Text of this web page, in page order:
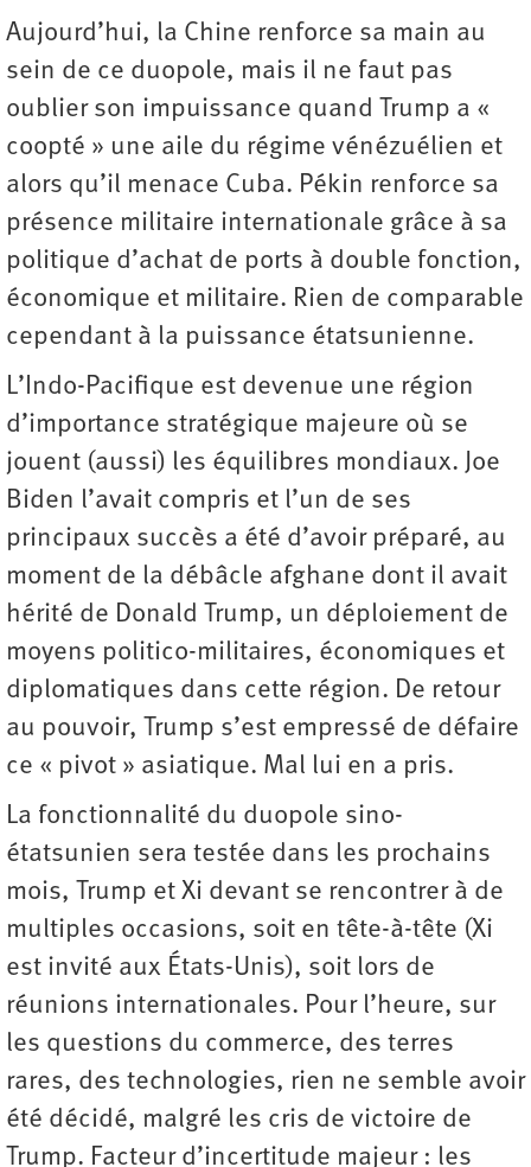
Aujourd’hui, la Chine renforce sa main au
sein de ce duopole, mais il ne faut pas
oublier son impuissance quand Trump a «
coopté » une aile du régime vénézuélien et
alors qu’il menace Cuba. Pékin renforce sa
présence militaire internationale grâce à sa
politique d’achat de ports à double fonction,
économique et militaire. Rien de comparable
cependant à la puissance étatsunienne.
L’Indo-Pacifique est devenue une région
d’importance stratégique majeure où se
jouent (aussi) les équilibres mondiaux. Joe
Biden l’avait compris et l’un de ses
principaux succès a été d’avoir préparé, au
moment de la débâcle afghane dont il avait
hérité de Donald Trump, un déploiement de
moyens politico-militaires, économiques et
diplomatiques dans cette région. De retour
au pouvoir, Trump s’est empressé de défaire
ce « pivot » asiatique. Mal lui en a pris.
La fonctionnalité du duopole sino-
étatsunien sera testée dans les prochains
mois, Trump et Xi devant se rencontrer à de
multiples occasions, soit en tête-à-tête (Xi
est invité aux États-Unis), soit lors de
réunions internationales. Pour l’heure, sur
les questions du commerce, des terres
rares, des technologies, rien ne semble avoir
été décidé, malgré les cris de victoire de
Trump. Facteur d’incertitude majeur : les